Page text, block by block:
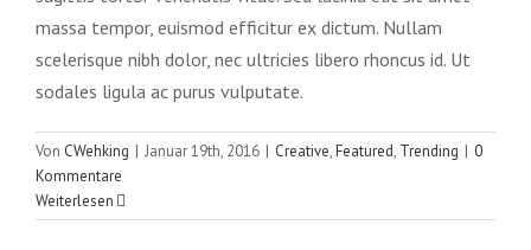
massa tempor, euismod efficitur ex dictum. Nullam
scelerisque nibh dolor, nec ultricies libero rhoncus id. Ut
sodales ligula ac purus vulputate.
Von CWehking | Januar 19th, 2016 | Creative,Featured, Trending | 0
Kommentare
Weiterlesen